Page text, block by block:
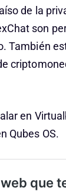
de la
son
También
en
Qubes OS.